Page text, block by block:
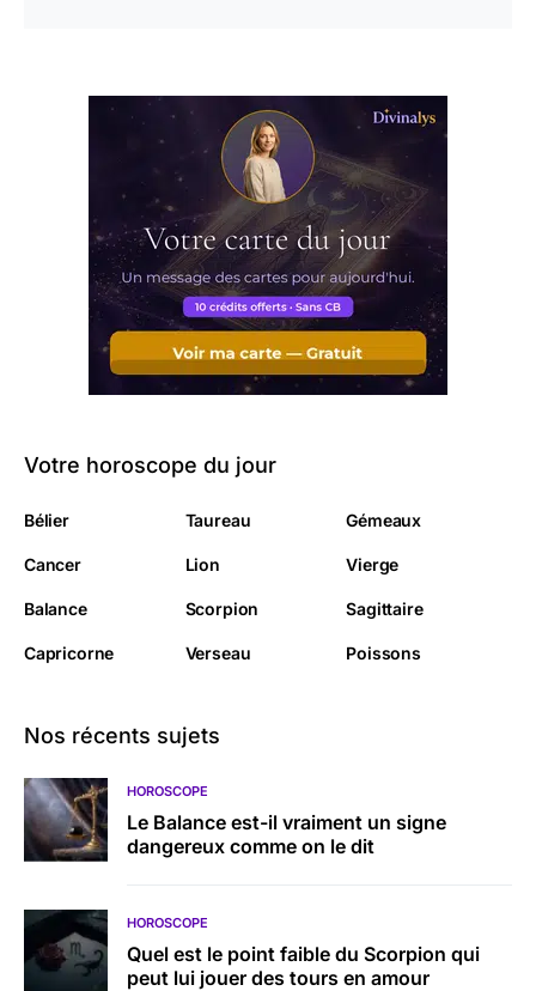
Votre horoscope du jour
Bélier Taureau Gémeaux
Cancer Lion Vierge
Balance Scorpion Sagittaire
Capricorne Verseau Poissons
Nos récents sujets
HOROSCOPE
Le Balance est-il vraiment un signe
dangereux comme on le dit
HOROSCOPE
Quel est le point faible du Scorpion qui
peut lui jouer des tours en amour